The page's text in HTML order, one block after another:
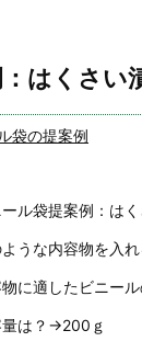
はくさい
袋の提案例
ール袋提案例：は
ような内容物を入
物に適したビニー
量は？→200ｇ